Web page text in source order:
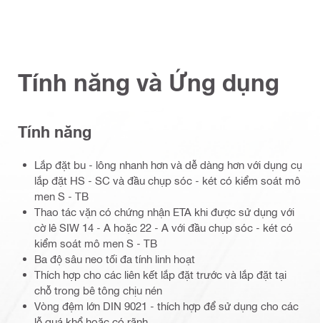
Tính năng và Ứng dụng
Tính năng
Lắp đặt bu - lông nhanh hơn và dễ dàng hơn với dụng cụ
lắp đặt HS - SC và đầu chụp sóc - két có kiểm soát mô
men S - TB
Thao tác vặn có chứng nhận ETA khi được sử dụng với
cờ lê SIW 14 - A hoặc 22 - A với đầu chụp sóc - két có
kiểm soát mô men S - TB
Ba độ sâu neo tối đa tính linh hoạt
Thích hợp cho các liên kết lắp đặt trước và lắp đặt tại
chỗ trong bê tông chịu nén
Vòng đệm lớn DIN 9021 - thích hợp để sử dụng cho các